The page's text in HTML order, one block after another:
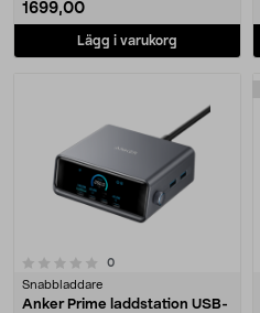
1699,00
Lägg i varukorg
0recensioner
Snabbladdare
Anker Prime laddstation USB-
0.0 av 5 stjärnor